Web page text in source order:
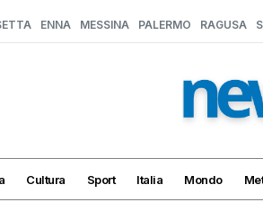
ENNA MESSINA PALERMO RAGUSA
Cultura Sport Italia Mondo